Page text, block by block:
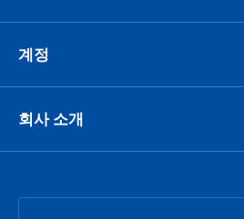
계정
회사 소개